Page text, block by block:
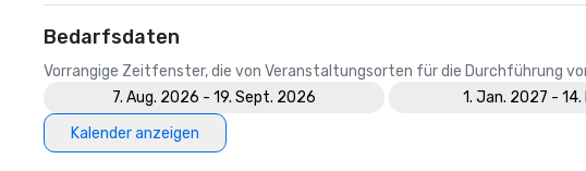
Bedarfsdaten
Vorrangige Zeitfenster, die von Veranstaltungsorten für die Durchführung
7. Aug. 2026 - 19. Sept. 2026
1. Jan. 2027 -
Kalender anzeigen